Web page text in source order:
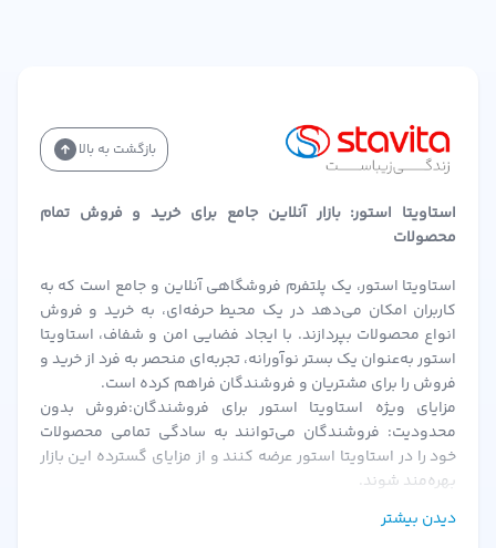
– تعهد به سلامت مصرف‌کننده و حفاظت از محیط‌زیست
– چشم‌انداز: تبدیل شدن به یکی از سه برند برتر منطقه در
• مسیر تکامل برند تا امروز
گیاهی
– ۲۰۱۶: عرضه رنگ مو حرفه‌ای Biol Professional مطابق
استانداردهای اروپایی
– ۲۰۱8: توسعه محصولات کراتینه و ماسک مو با فناوری نانو
– ۲۰۱۹: کسب گواهی GMP و ISO 22716 (استاندارد تولید
آرایشی و بهداشتی)
– ۲۰۲۰: ورود به بازار محصولات مراقبت پوست (روغن‌ها و
بازگشت به بالا
استاویتا استور: بازار آنلاین جامع برای خرید و فروش تمام
محصولات
استاویتا استور، یک پلتفرم فروشگاهی آنلاین و جامع است که به
کاربران امکان می‌دهد در یک محیط حرفه‌ای، به خرید و فروش
انواع محصولات بپردازند. با ایجاد فضایی امن و شفاف، استاویتا
استور به‌عنوان یک بستر نوآورانه، تجربه‌ای منحصر به فرد از خرید و
فروش را برای مشتریان و فروشندگان فراهم کرده است.
مزایای ویژه استاویتا استور برای فروشندگان:فروش بدون
محدودیت: فروشندگان می‌توانند به سادگی تمامی محصولات
خود را در استاویتا استور عرضه کنند و از مزایای گسترده این بازار
بهره‌مند شوند.
فروشندگان می‌توانند به سرعت فعالیت خود را آغاز کنند.
دیدن بیشتر